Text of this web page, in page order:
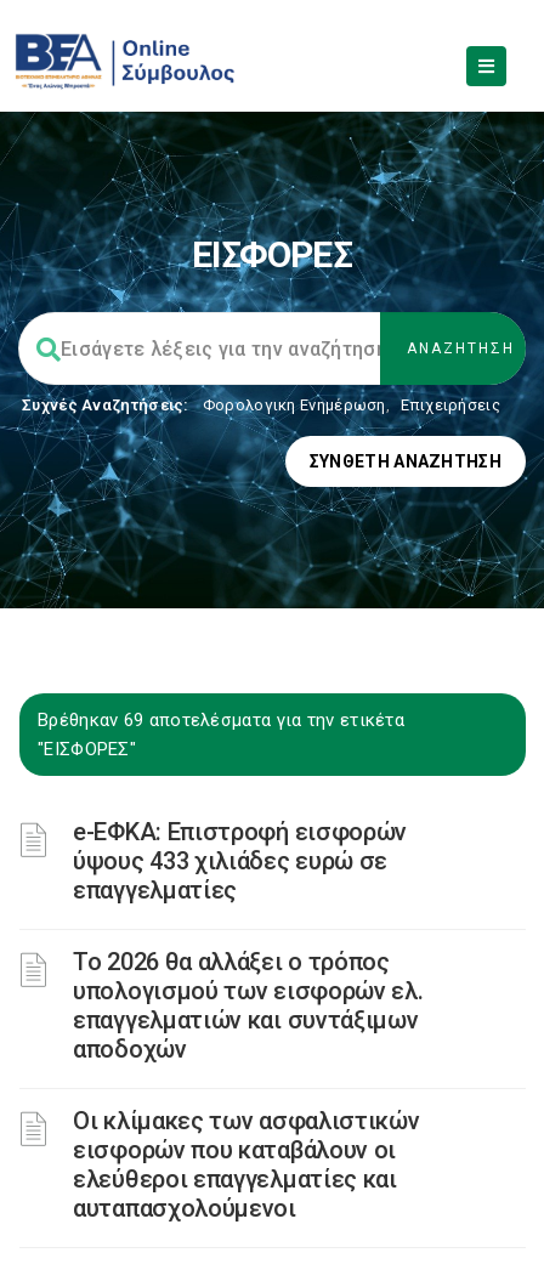
ΕΙΣΦΟΡΕΣ
Συχνές Αναζητήσεις: Φορολογικη Ενημέρωση, Επιχειρήσεις
ΣΎΝΘΕΤΗ ΑΝΑΖΉΤΗΣΗ
Βρέθηκαν 69 αποτελέσματα για την ετικέτα
"ΕΙΣΦΟΡΕΣ"
e-ΕΦΚΑ: Επιστροφή εισφορών
ύψους 433 χιλιάδες ευρώ σε
επαγγελματίες
Το 2026 θα αλλάξει ο τρόπος
υπολογισμού των εισφορών ελ.
επαγγελματιών και συντάξιμων
αποδοχών
Οι κλίμακες των ασφαλιστικών
εισφορών που καταβάλουν οι
ελεύθεροι επαγγελματίες και
αυταπασχολούμενοι